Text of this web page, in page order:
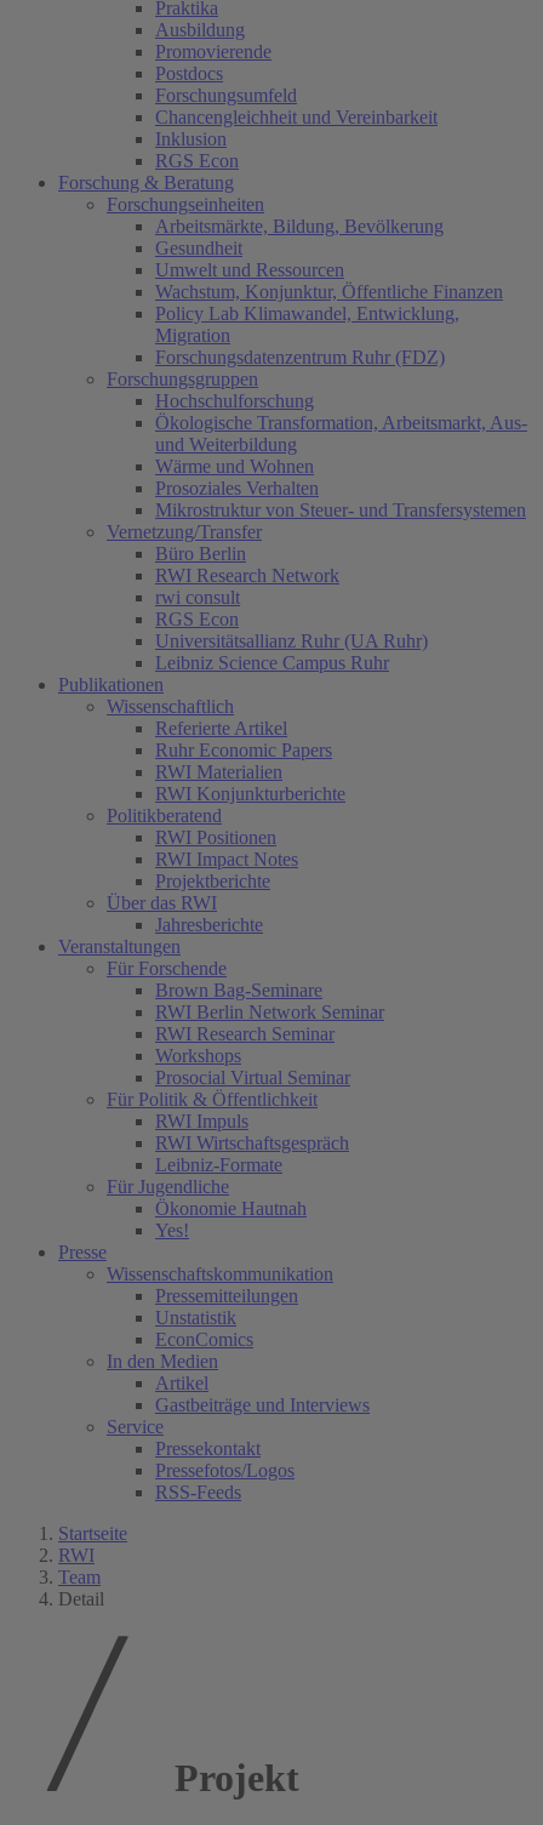
Praktika
Ausbildung
Promovierende
Postdocs
Forschungsumfeld
Chancengleichheit und Vereinbarkeit
Inklusion
RGS Econ
Forschung & Beratung
Forschungseinheiten
Arbeitsmärkte, Bildung, Bevölkerung
Gesundheit
Umwelt und Ressourcen
Wachstum, Konjunktur, Öffentliche Finanzen
Policy Lab Klimawandel, Entwicklung,
Migration
Forschungsdatenzentrum Ruhr (FDZ)
Forschungsgruppen
Hochschulforschung
Ökologische Transformation, Arbeitsmarkt, Aus-
und Weiterbildung
Wärme und Wohnen
Prosoziales Verhalten
Mikrostruktur von Steuer- und Transfersystemen
Vernetzung/Transfer
Büro Berlin
RWI Research Network
rwi consult
RGS Econ
Universitätsallianz Ruhr (UA Ruhr)
Leibniz Science Campus Ruhr
Publikationen
Wissenschaftlich
Referierte Artikel
Ruhr Economic Papers
RWI Materialien
RWI Konjunkturberichte
Politikberatend
RWI Positionen
RWI Impact Notes
Projektberichte
Über das RWI
Jahresberichte
Veranstaltungen
Für Forschende
Brown Bag-Seminare
RWI Berlin Network Seminar
RWI Research Seminar
Workshops
Prosocial Virtual Seminar
Für Politik & Öffentlichkeit
RWI Impuls
RWI Wirtschaftsgespräch
Leibniz-Formate
Für Jugendliche
Ökonomie Hautnah
Yes!
Presse
Wissenschaftskommunikation
Pressemitteilungen
Unstatistik
EconComics
In den Medien
Artikel
Gastbeiträge und Interviews
Service
Pressekontakt
Pressefotos/Logos
RSS-Feeds
Startseite
RWI
Team
Detail
Projekt